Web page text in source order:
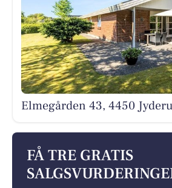
Elmegården 43, 4450
FÅ TRE GRATIS